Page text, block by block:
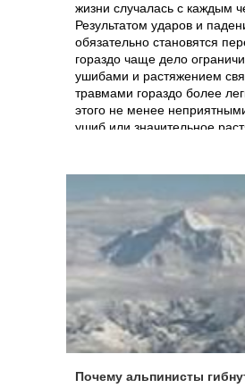
жизни случалась с каждым
Результатом ударов и
обязательно становятся
гораздо чаще дело
ушибами и растяжением
травмами гораздо более
этого не менее
ушиб или значительное
подвижности человека или
способности к
Именно поэтому так важно
средствах, лечащих ушибы
и уметь ими пользоваться.
Почему альпинисты